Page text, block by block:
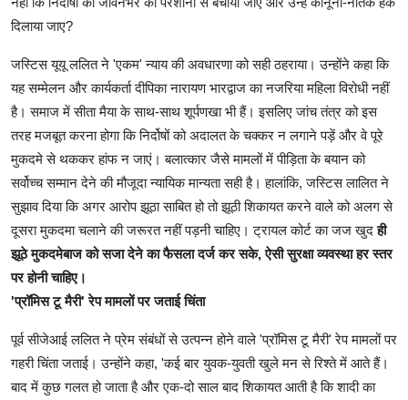
दिलाया जाए?
जस्टिस यूयू ललित ने 'एकम' न्याय की अवधारणा को सही ठहराया। उन्होंने कहा कि
यह सम्मेलन और कार्यकर्ता दीपिका नारायण भारद्वाज का नजरिया महिला विरोधी नहीं
है। समाज में सीता मैया के साथ-साथ शूर्पणखा भी हैं। इसलिए जांच तंत्र को इस
तरह मजबूत करना होगा कि निर्दोषों को अदालत के चक्कर न लगाने पड़ें और वे पूरे
मुकदमे से थककर हांफ न जाएं। बलात्कार जैसे मामलों में पीड़िता के बयान को
सर्वोच्च सम्मान देने की मौजूदा न्यायिक मान्यता सही है। हालांकि, जस्टिस लालित ने
सुझाव दिया कि अगर आरोप झूठा साबित हो तो झूठी शिकायत करने वाले को अलग से
दूसरा मुकदमा चलाने की जरूरत नहीं पड़नी चाहिए। ट्रायल कोर्ट का जज खुदही
झूठे मुकदमेबाज को सजा देने का फैसला दर्ज कर सके, ऐसी सुरक्षा व्यवस्था हर स्तर
पर होनी चाहिए।
'प्रॉमिस टू मैरी' रेप मामलों पर जताई चिंता
पूर्व सीजेआई ललित ने प्रेम संबंधों से उत्पन्न होने वाले 'प्रॉमिस टू मैरी' रेप मामलों पर
गहरी चिंता जताई। उन्होंने कहा, 'कई बार युवक-युवती खुले मन से रिश्ते में आते हैं।
बाद में कुछ गलत हो जाता है और एक-दो साल बाद शिकायत आती है कि शादी का